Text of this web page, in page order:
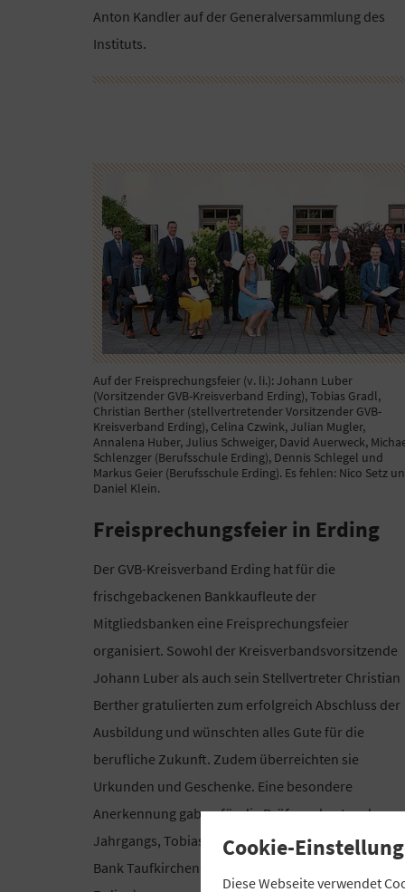
Anton Kandler auf der Generalversammlung des
Instituts.
Auf der Freisprechungsfeier (v. li.): Johann Luber
(Vorsitzender GVB-Kreisverband Erding), Tobias Gradl,
Christian Berther (stellvertretender Vorsitzender GVB-
Kreisverband Erding), Celina Czwink, Julian Mugler,
Annalena Huber, Julius Schweiger, David Auerweck,
Schlenzger (Berufsschule Erding), Dennis Schlegel und
Markus Geier (Berufsschule Erding). Es fehlen: Nico Setz
Daniel Klein.
Freisprechungsfeier in Erding
Der GVB-Kreisverband Erding hat für die
frischgebackenen Bankkaufleute der
Mitgliedsbanken eine Freisprechungsfeier
organisiert. Sowohl der Kreisverbandsvorsitzende
Johann Luber als auch sein Stellvertreter Christian
Berther gratulierten zum erfolgreich Abschluss der
Ausbildung und wünschten alles Gute für die
berufliche Zukunft. Zudem überreichten sie
Urkunden und Geschenke. Eine besondere
Anerkennung gab es für die Prüfungsbesten des
Jahrgangs, Tobias Gradl, Annalena Huber (beide
Bank Taufkirchen-Dorfen) und Nico Setz (VR-Bank
Cookie-
Diese Webseite verwendet